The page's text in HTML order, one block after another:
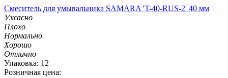
Смеситель для умывальника SAMARA 'T-40-RUS-2' 40 мм
Ужасно
Плохо
Нормально
Хорошо
Отлично
Упаковка: 12
Розничная цена: